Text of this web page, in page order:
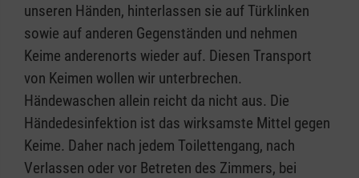
unseren Händen, hinterlassen sie auf Türklinken
sowie auf anderen Gegenständen und nehmen
Keime anderenorts wieder auf. Diesen Transport
von Keimen wollen wir unterbrechen.
Händewaschen allein reicht da nicht aus. Die
Händedesinfektion ist das wirksamste Mittel gegen
Keime. Daher nach jedem Toilettengang, nach
Verlassen oder vor Betreten des Zimmers, bei